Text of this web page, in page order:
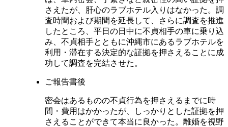
さえたが、肝心のラブホテル入りはなかった。調
査時間および期間を延長して、さらに調査を推進
したところ、平日の日中に不貞相手の車に乗り込
み、不貞相手とともに沖縄市にあるラブホテルを
利用・滞在する決定的な証拠を押さえることに成
功して調査を完結させた。
ご報告書後
密会はあるものの不貞行為を押さえるまでに時
間・費用はかかったが、しっかりとした証拠を押
さえることができて本当に良かった。離婚を視野